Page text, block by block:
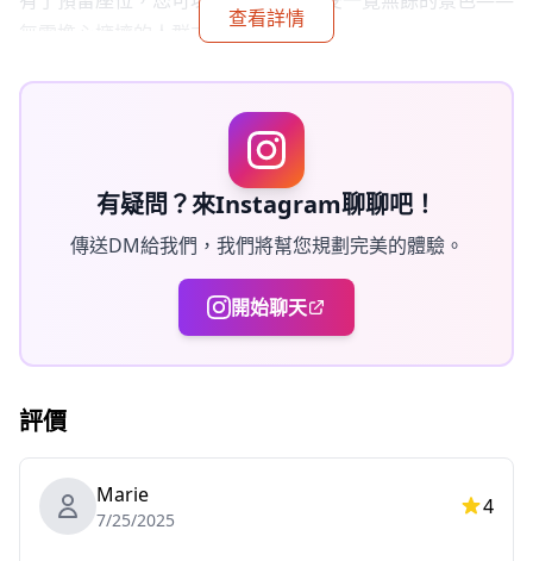
無需擔心擁擠的人群或長時間的站立。
✨ 限量酒店套餐（可選）
為了獲得更舒適和無縫的體驗，我們還提供限量酒店套餐，
包括2晚住宿（節日前一天和節日當天）以及您的預留座位
可選酒店：
・Rinn Kyoto Gion Shinbashi
・Rihga Place Kyoto Shijo Karasuma
酒店套餐數量有限，先到先得。
時間和地點
前祭：7月17日上午10:20 -- 上午11:20
後祭：7月24日上午9:30 -- 上午9:50
查看詳情
有疑問？來Instagram聊聊吧！
傳送DM給我們，我們將幫您規劃完美的體驗。
開始聊天
評價
Marie
7/25/2025
4